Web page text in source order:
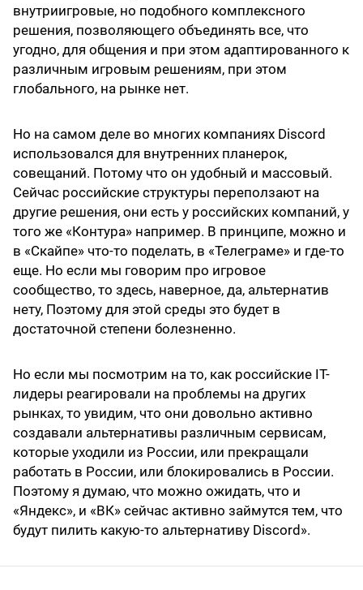
внутриигровые, но подобного комплексного
решения, позволяющего объединять все, что
угодно, для общения и при этом адаптированного к
различным игровым решениям, при этом
глобального, на рынке нет.
Но на самом деле во многих компаниях Discord
использовался для внутренних планерок,
совещаний. Потому что он удобный и массовый.
Сейчас российские структуры переползают на
другие решения, они есть у российских компаний, у
того же «Контура» например. В принципе, можно и
в «Скайпе» что-то поделать, в «Телеграме» и где-то
еще. Но если мы говорим про игровое
сообщество, то здесь, наверное, да, альтернатив
нету, Поэтому для этой среды это будет в
достаточной степени болезненно.
Но если мы посмотрим на то, как российские IT-
лидеры реагировали на проблемы на других
рынках, то увидим, что они довольно активно
создавали альтернативы различным сервисам,
которые уходили из России, или прекращали
работать в России, или блокировались в России.
Поэтому я думаю, что можно ожидать, что и
«Яндекс», и «ВК» сейчас активно займутся тем, что
будут пилить какую-то альтернативу Discord».